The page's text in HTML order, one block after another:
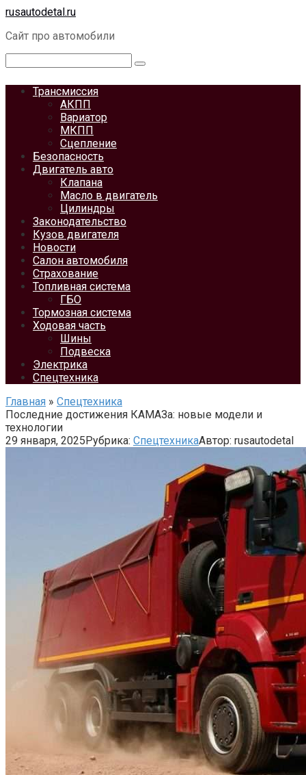
Перейти
контенту
rusautodetal.ru
Сайт про автомобили
Трансмиссия
АКПП
Вариатор
МКПП
Сцепление
Безопасность
Двигатель авто
Клапана
Масло в двигатель
Цилиндры
Законодательство
Кузов двигателя
Новости
Салон автомобиля
Страхование
Топливная система
ГБО
Тормозная система
Ходовая часть
Шины
Подвеска
Электрика
Спецтехника
Главная » Спецтехника
Последние достижения КАМАЗа: новые модели и
технологии
29 января, 2025Рубрика: СпецтехникаАвтор: rusautodetal